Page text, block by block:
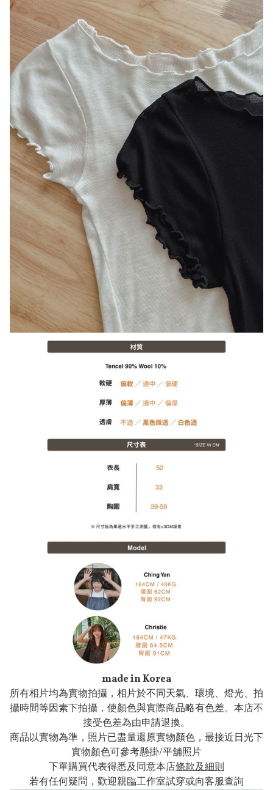
made in Korea
所有相片均為實物拍攝，相片於不同天氣、環境、燈光、拍
攝時間等因素下拍攝，使顏色與實際商品略有色差。本店不
接受色差為由申請退換。
商品以實物為準，照片已盡量還原實物顏色，最接近日光下
實物顏色可參考懸掛/平舖照片
下單購買代表得悉及同意本店條款及細則
若有任何疑問，歡迎親臨工作室試穿或向客服查詢